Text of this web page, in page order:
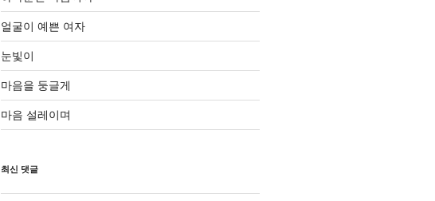
얼굴이 예쁜 여자
눈빛이
마음을 둥글게
마음 설레이며
최신 댓글